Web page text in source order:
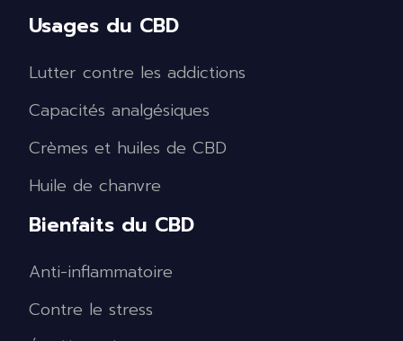
Usages du CBD
Lutter contre les addictions
Capacités analgésiques
Crèmes et huiles de CBD
Huile de chanvre
Bienfaits du CBD
Anti-inflammatoire
Contre le stress